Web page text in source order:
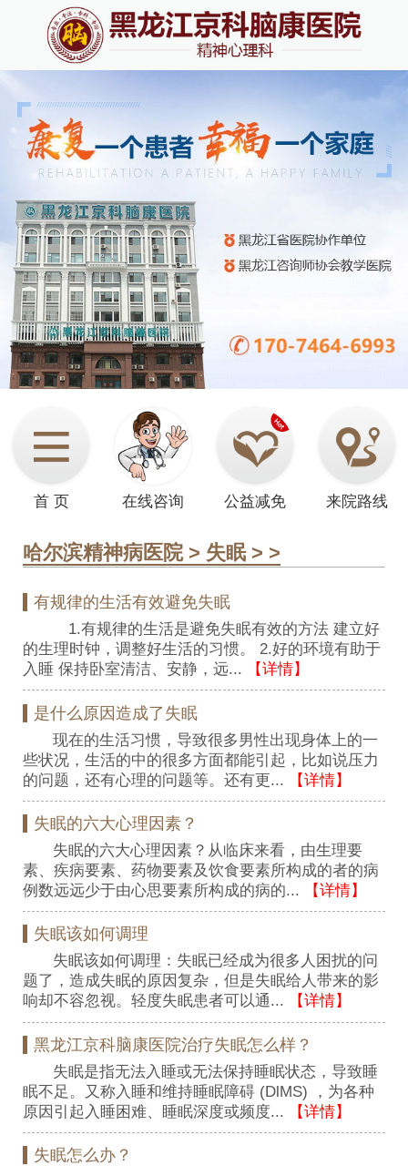
首 页 在线咨询 公益减免 来院路线
哈尔滨精神病医院> 失眠> >
有规律的生活有效避免失眠
1.有规律的生活是避免失眠有效的方法 建立好
的生理时钟，调整好生活的习惯。 2.好的环境有助于
入睡 保持卧室清洁、安静，远...
【详情】
是什么原因造成了失眠
现在的生活习惯，导致很多男性出现身体上的一
些状况，生活的中的很多方面都能引起，比如说压力
的问题，还有心理的问题等。还有更...
【详情】
失眠的六大心理因素？
失眠的六大心理因素？从临床来看，由生理要
素、疾病要素、药物要素及饮食要素所构成的者的病
例数远远少于由心思要素所构成的病的...
【详情】
失眠该如何调理
失眠该如何调理：失眠已经成为很多人困扰的问
题了，造成失眠的原因复杂，但是失眠给人带来的影
响却不容忽视。轻度失眠患者可以通...
【详情】
黑龙江京科脑康医院治疗失眠怎么样？
失眠是指无法入睡或无法保持睡眠状态，导致睡
眠不足。又称入睡和维持睡眠障碍 (DlMS) ，为各种
原因引起入睡困难、睡眠深度或频度...
【详情】
失眠怎么办？